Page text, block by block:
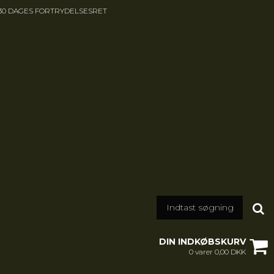
DAGES FORTRYDELSESRET
DIN INDKØBSKURV
0 varer 0,00 DKK